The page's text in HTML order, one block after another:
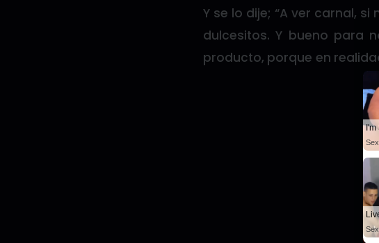
Y se lo dije; “A ver carnal,
dulcesitos. Y bueno para
producto, porque en